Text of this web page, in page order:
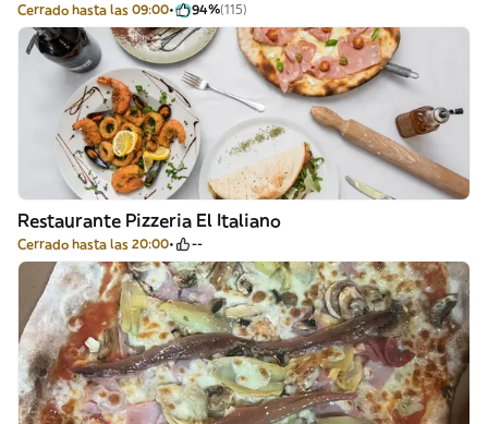
Cerrado hasta las 09:00 94%(115)
Restaurante Pizzeria El Italiano
Cerrado hasta las 20:00 --